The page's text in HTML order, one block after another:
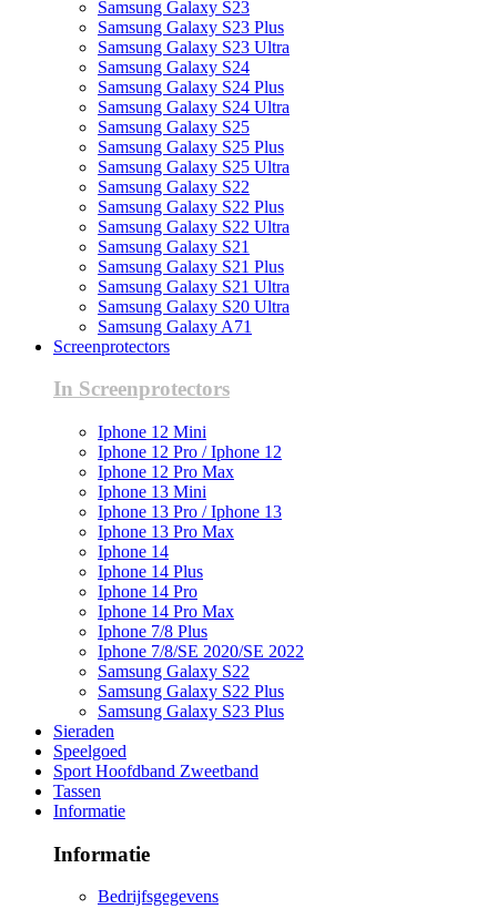
Samsung Galaxy S23
Samsung Galaxy S23 Plus
Samsung Galaxy S23 Ultra
Samsung Galaxy S24
Samsung Galaxy S24 Plus
Samsung Galaxy S24 Ultra
Samsung Galaxy S25
Samsung Galaxy S25 Plus
Samsung Galaxy S25 Ultra
Samsung Galaxy S22
Samsung Galaxy S22 Plus
Samsung Galaxy S22 Ultra
Samsung Galaxy S21
Samsung Galaxy S21 Plus
Samsung Galaxy S21 Ultra
Samsung Galaxy S20 Ultra
Samsung Galaxy A71
Screenprotectors
In Screenprotectors
Iphone 12 Mini
Iphone 12 Pro / Iphone 12
Iphone 12 Pro Max
Iphone 13 Mini
Iphone 13 Pro / Iphone 13
Iphone 13 Pro Max
Iphone 14
Iphone 14 Plus
Iphone 14 Pro
Iphone 14 Pro Max
Iphone 7/8 Plus
Iphone 7/8/SE 2020/SE 2022
Samsung Galaxy S22
Samsung Galaxy S22 Plus
Samsung Galaxy S23 Plus
Sieraden
Speelgoed
Sport Hoofdband Zweetband
Tassen
Informatie
Informatie
Bedrijfsgegevens